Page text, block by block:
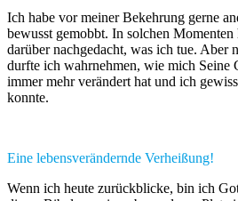
Ich habe vor meiner Bekehrung gerne
bewusst gemobbt. In solchen
darüber nachgedacht, was ich tue. Aber
durfte ich wahrnehmen, wie mich Seine
immer mehr verändert hat und ich
konnte.
Eine lebensverändernde Verheißung!
Wenn ich heute zurückblicke, bin ich